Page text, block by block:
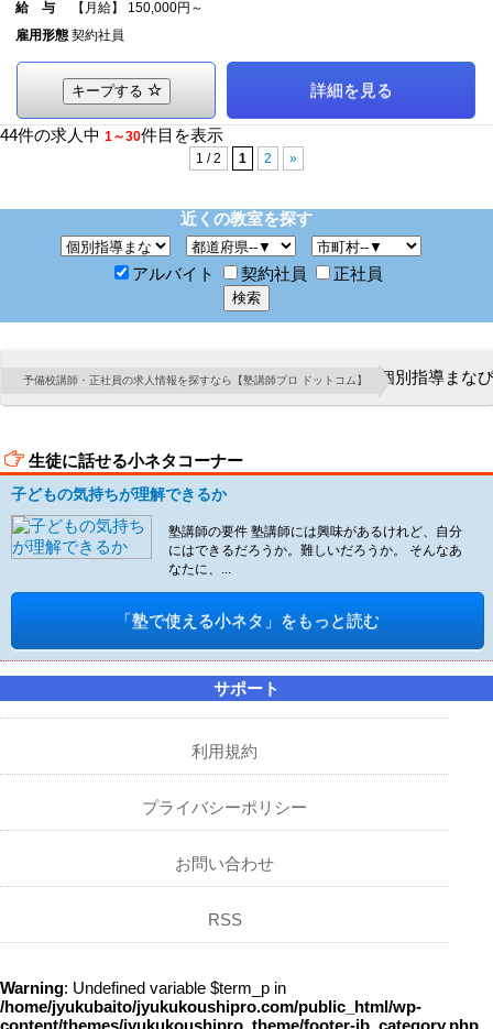
給 与
【月給】 150,000円～
雇用形態 契約社員
キープする 詳細を見る
44件の求人中 1～30件目を表示
1 / 2 1 2 »
近くの教室を探す
アルバイト 契約社員 正社員
予備校講師・正社員の求人情報を探すなら【塾講師プロ ドットコム】 個別指導まなび
生徒に話せる小ネタコーナー
子どもの気持ちが理解できるか
塾講師の要件 塾講師には興味があるけれど、自分
にはできるだろうか。難しいだろうか。 そんなあ
なたに、...
「塾で使える小ネタ」をもっと読む
サポート
利用規約
プライバシーポリシー
お問い合わせ
RSS
Warning: Undefined variable $term_p in
/home/jyukubaito/jyukukoushipro.com/public_html/wp-
content/themes/jyukukoushipro_theme/footer-jb_category.php